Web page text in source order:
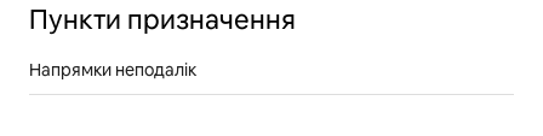
Пункти призначення
Напрямки неподалік